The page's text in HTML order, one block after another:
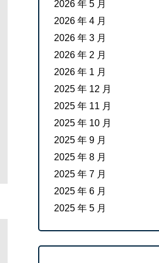
2026 年 5 月
2026 年 4 月
2026 年 3 月
2026 年 2 月
2026 年 1 月
2025 年 12 月
2025 年 11 月
2025 年 10 月
2025 年 9 月
2025 年 8 月
2025 年 7 月
2025 年 6 月
2025 年 5 月